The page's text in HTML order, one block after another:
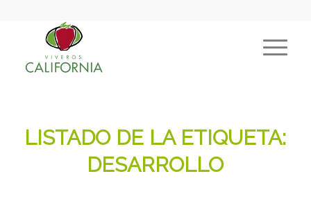
LISTADO DE LA ETIQUETA:
DESARROLLO